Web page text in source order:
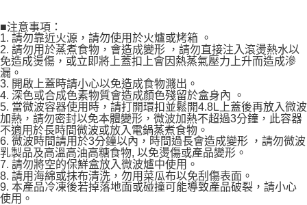
■注意事項：
1. 請勿靠近火源，請勿使用於火爐或烤箱 。
2. 請勿用於蒸煮食物，會造成變形 ，請勿直接注入滾燙熱水以
免造成燙傷，或立即將上蓋扣上會因熱蒸氣壓力上升而造成滲
漏。
3. 開啟上蓋時請小心以免造成食物濺出。
4. 深色或合成色素物質會造成顏色殘留於盒身內 。
5. 當微波容器使用時，請打開環扣並鬆開4.8L上蓋後再放入微波
加熱，請勿密封以免本體變形，微波加熱不超過3分鐘，此容器
不適用於長時間微波或放入電鍋蒸煮食物。
6. 微波時間請用於3分鐘以內，時間過長會造成變形 ，請勿微波
乳製品及高溫高油高糖食物, 以免燙傷或產品變形。
7. 請勿將空的保鮮盒放入微波爐中使用。
8. 請用海綿或抹布清洗，勿用菜瓜布以免刮傷表面。
9. 本產品冷凍後若掉落地面或碰撞可能導致產品破裂，請小心
使用。